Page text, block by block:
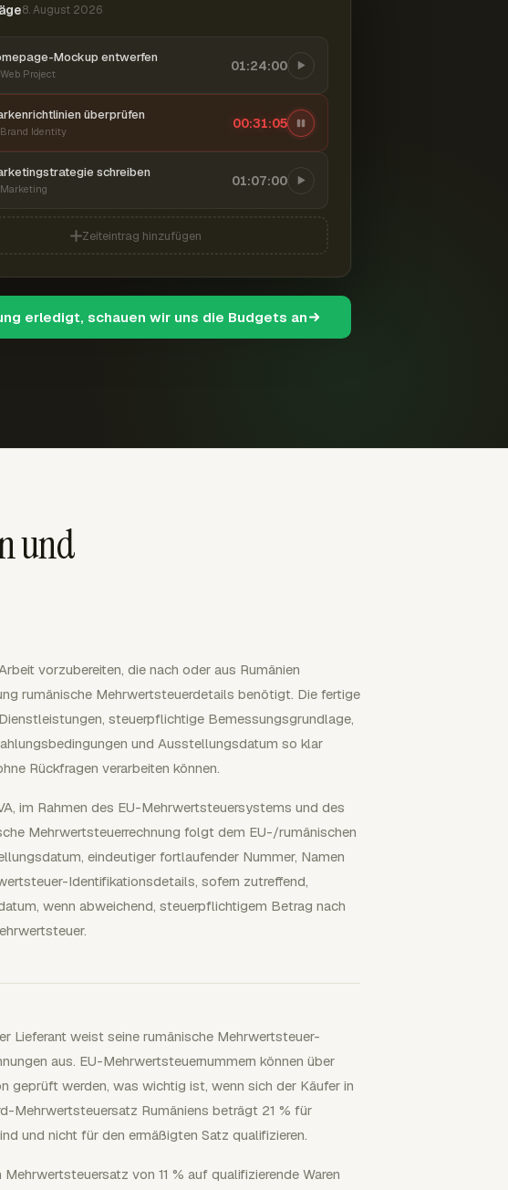
8. August 2026
Mockup entwerfen
Project
01:24:00
überprüfen
Identity
00:31:06
schreiben 01:07:00
Zeiteintrag hinzufügen
erledigt, schauen wir uns die Budgets an
und
vorzubereiten, die nach oder aus Rumänien
rumänische Mehrwertsteuerdetails benötigt. Die fertige
steuerpflichtige Bemessungsgrundlage,
und Ausstellungsdatum so klar
Rückfragen verarbeiten können.
im Rahmen des EU-Mehrwertsteuersystems und des
Mehrwertsteuerrechnung folgt dem EU-/rumänischen
eindeutiger fortlaufender Nummer, Namen
Identifikationsdetails, sofern zutreffend,
wenn abweichend, steuerpflichtigem Betrag nach
Lieferant weist seine rumänische Mehrwertsteuer-
aus. EU-Mehrwertsteuernummern können über
geprüft werden, was wichtig ist, wenn sich der Käufer in
Mehrwertsteuersatz Rumäniens beträgt 21 % für
und nicht für den ermäßigten Satz qualifizieren.
von 11 % auf qualifizierende Waren